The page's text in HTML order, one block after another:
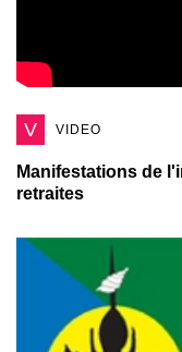
V VIDEO
Manifestations de
retraites